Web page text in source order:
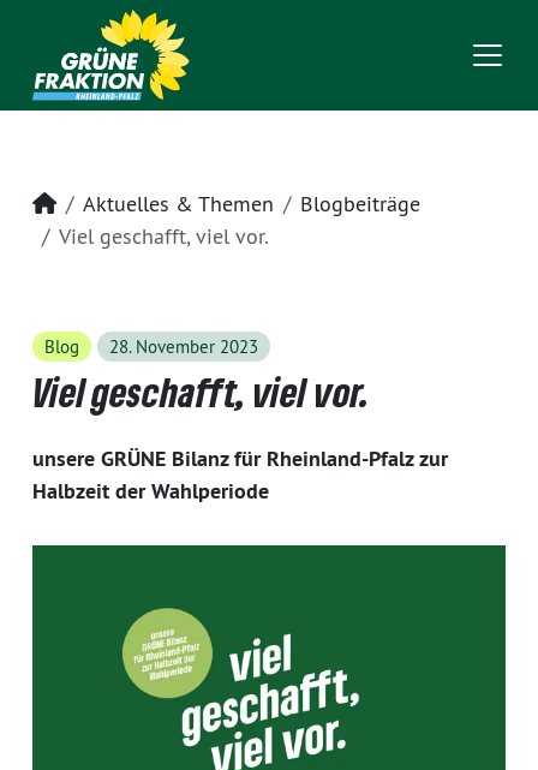
Startseite
Aktuelles & Themen
Blogbeiträge
Viel geschafft, viel vor.
Blog 28. November 2023
Viel geschafft, viel vor.
unsere GRÜNE Bilanz für Rheinland-Pfalz zur
Halbzeit der Wahlperiode